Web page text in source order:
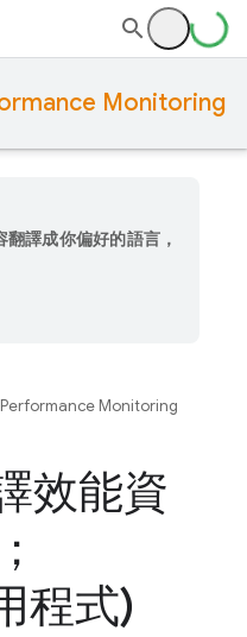
Monitoring
譯成你偏好的語言，
Performance Monitoring
效能資
程式)